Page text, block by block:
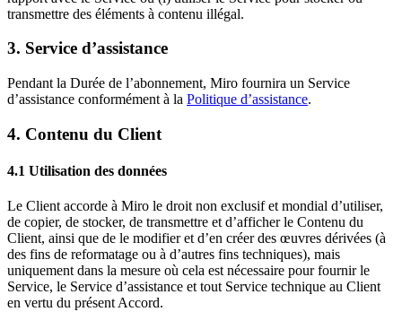
transmettre des éléments à contenu illégal.
3. Service d’assistance
Pendant la Durée de l’abonnement, Miro fournira un Service
d’assistance conformément à la Politique d’assistance.
4. Contenu du Client
4.1 Utilisation des données
Le Client accorde à Miro le droit non exclusif et mondial d’utiliser,
de copier, de stocker, de transmettre et d’afficher le Contenu du
Client, ainsi que de le modifier et d’en créer des œuvres dérivées (à
des fins de reformatage ou à d’autres fins techniques), mais
uniquement dans la mesure où cela est nécessaire pour fournir le
Service, le Service d’assistance et tout Service technique au Client
en vertu du présent Accord.